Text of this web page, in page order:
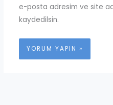
e-posta adresim ve site
kaydedilsin.